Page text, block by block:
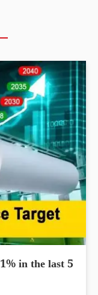
in the last 5